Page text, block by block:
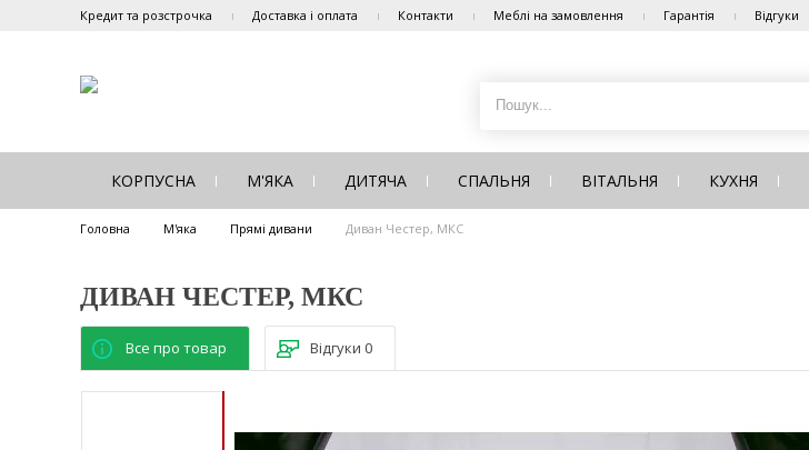
Кредит та розстрочка Доставка і оплата Контакти Меблі на замовлення Гарантія Відгуки
КОРПУСНА М'ЯКА ДИТЯЧА СПАЛЬНЯ ВІТАЛЬНЯ КУХНЯ
Головна М'яка Прямі дивани Диван Честер, МКС
ДИВАН ЧЕСТЕР, МКС
Все про товар Відгуки 0